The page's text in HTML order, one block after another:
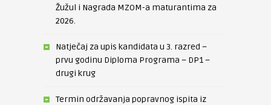
Žužul i Nagrada MZOM-a maturantima za
2026.
Natječaj za upis kandidata u 3. razred –
prvu godinu Diploma Programa – DP1 –
drugi krug
Termin održavanja popravnog ispita iz